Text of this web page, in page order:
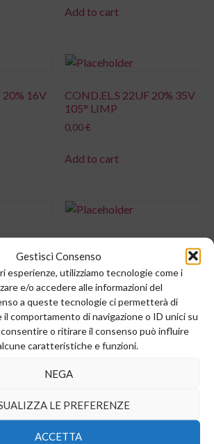
Gestisci Consenso
esperienze, utilizziamo tecnologie come i
e/o accedere alle informazioni del
a queste tecnologie ci permetterà di
il comportamento di navigazione o ID unici su
o ritirare il consenso può influire
caratteristiche e funzioni.
NEGA
LE PREFERENZE
ACCETTA
Add to cart
20% 16V
COND.EL.S 22UF 20% 35V
105° LIMP
0,00€
Add to cart
20% 16V
COND.EL.S 470UF 20% 16V
105° A
0,00€
Add to cart
105°
0,00€